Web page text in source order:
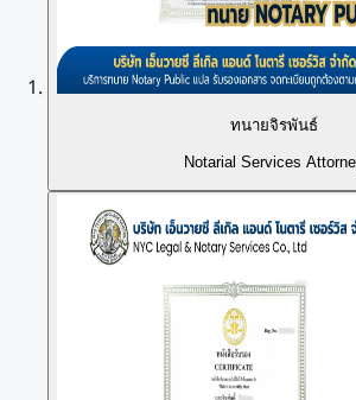
ทนายจิรพันธ์
Notarial Services